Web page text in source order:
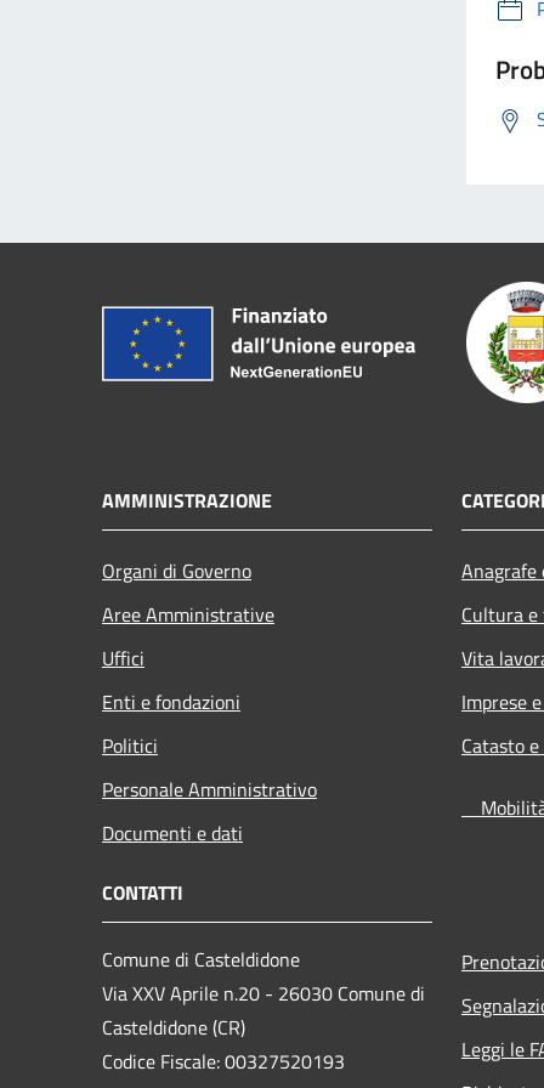
AMMINISTRAZIONE
Organi di Governo
Aree Amministrative
Uffici
Enti e fondazioni
Politici
Personale Amministrativo
Documenti e dati
Cultura
Vita
Imprese
Catasto
CONTATTI
Comune di Casteldidone
Via XXV Aprile n.20 - 26030 Comune di
Casteldidone (CR)
Codice Fiscale: 00327520193
Leggi le